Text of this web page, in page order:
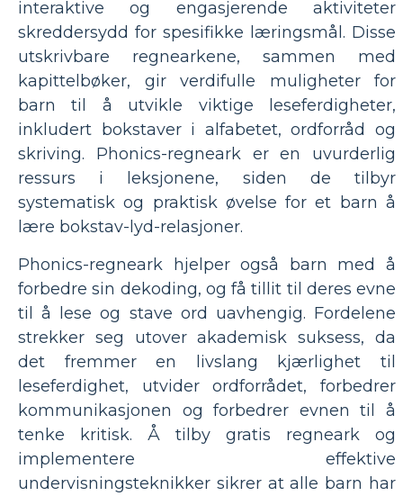
interaktive og engasjerende aktiviteter
skreddersydd for spesifikke læringsmål. Disse
utskrivbare regnearkene, sammen med
kapittelbøker, gir verdifulle muligheter for
barn til å utvikle viktige leseferdigheter,
inkludert bokstaver i alfabetet, ordforråd og
skriving. Phonics-regneark er en uvurderlig
ressurs i leksjonene, siden de tilbyr
systematisk og praktisk øvelse for et barn å
lære bokstav-lyd-relasjoner.
Phonics-regneark hjelper også barn med å
forbedre sin dekoding, og få tillit til deres evne
til å lese og stave ord uavhengig. Fordelene
strekker seg utover akademisk suksess, da
det fremmer en livslang kjærlighet til
leseferdighet, utvider ordforrådet, forbedrer
kommunikasjonen og forbedrer evnen til å
tenke kritisk. Å tilby gratis regneark og
implementere effektive
undervisningsteknikker sikrer at alle barn har